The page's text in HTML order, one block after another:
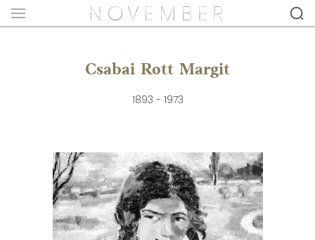
Csabai Rott Margit
1893 - 1973